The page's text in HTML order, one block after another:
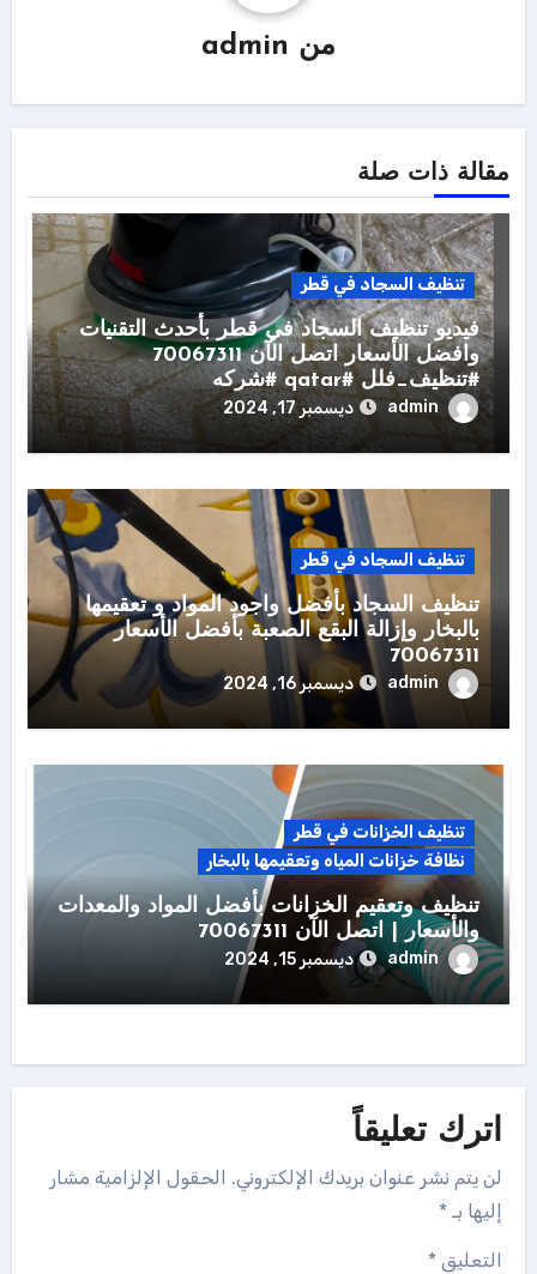
من admin
مقالة ذات صلة
تنظيف السجاد في قطر
فيديو تنظيف السجاد في قطر بأحدث التقنيات
وافضل الأسعار اتصل الآن 70067311
#تنظيف_فلل #qatar #شركه
admin ديسمبر 17, 2024
تنظيف السجاد في قطر
تنظيف السجاد بأفضل واجود المواد و تعقيمها
بالبخار وإزالة البقع الصعبة بأفضل الأسعار
70067311
admin ديسمبر 16, 2024
تنظيف الخزانات في قطر
نظافة خزانات المياه وتعقيمها بالبخار
تنظيف وتعقيم الخزانات بأفضل المواد والمعدات
والأسعار | اتصل الآن 70067311
admin ديسمبر 15, 2024
اترك تعليقاً
لن يتم نشر عنوان بريدك الإلكتروني. الحقول الإلزامية مشار
إليها بـ *
التعليق *